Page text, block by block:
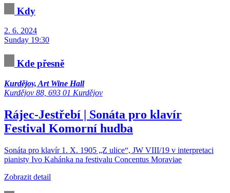
Kdy
2. 6. 2024
Sunday 19:30
Kde přesně
Kurdějov, Art Wine Hall
Kurdějov 88, 693 01 Kurdějov
Rájec-Jestřebí | Sonáta pro klavír
Festival Komorní hudba
Sonáta pro klavír 1. X. 1905 „Z ulice“, JW VIII/19 v interpretaci
pianisty Ivo Kahánka na festivalu Concentus Moraviae
Zobrazit detail